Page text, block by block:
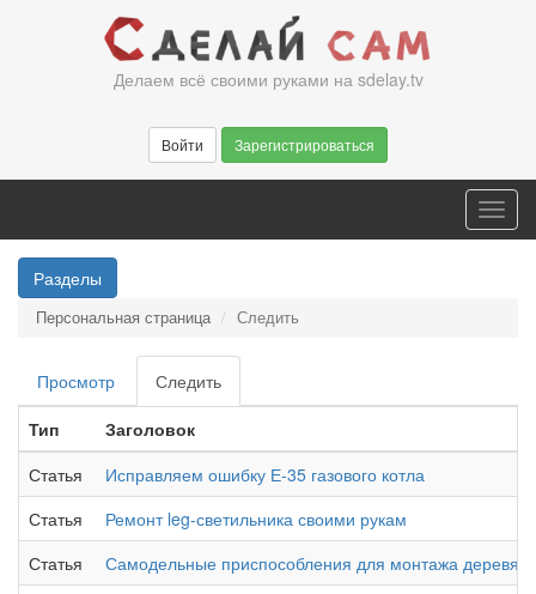
Делаем всё своими руками на sdelay.tv
Войти Зарегистрироваться
Разделы
Персональная страница Следить
Главные
вкладки
Просмотр Следить
вкладка)
Тип
Заголовок
Статья
Исправляем ошибку Е-35 газового котла
Статья
Ремонт leg-светильника своими рукам
Статья
Самодельные приспособления для монтажа